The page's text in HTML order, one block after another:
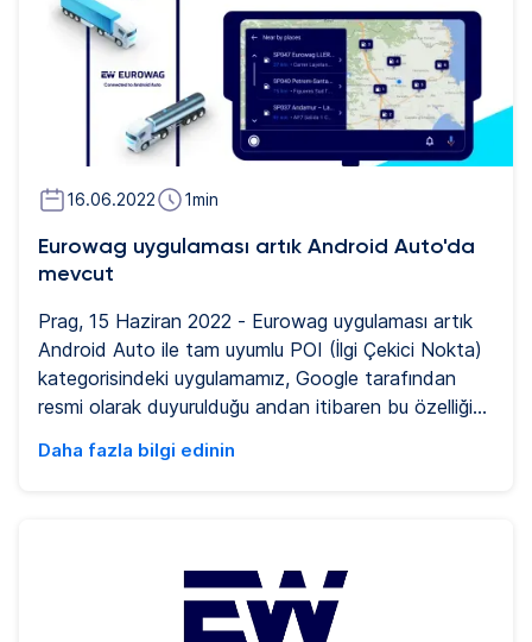
16.06.2022 1min
Eurowag uygulaması artık Android Auto'da
mevcut
Prag, 15 Haziran 2022 - Eurowag uygulaması artık
Android Auto ile tam uyumlu POI (İlgi Çekici Nokta)
kategorisindeki uygulamamız, Google tarafından
resmi olarak duyurulduğu andan itibaren bu özelliği
uygulamasını bundan böyle doğrudan araçlarının
Daha fazla bilgi edinin